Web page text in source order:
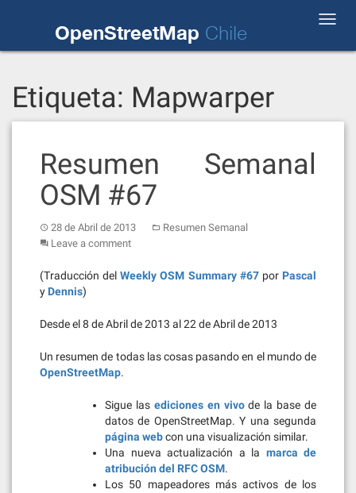
OpenStreetMap Chile
Etiqueta: Mapwarper
Resumen Semanal
OSM #67
28 de Abril de 2013
Resumen Semanal
Leave a comment
(Traducción delWeekly OSM Summary #67por Pascal
y Dennis)
Desde el 8 de Abril de 2013 al 22 de Abril de 2013
Un resumen de todas las cosas pasando en el mundo de
OpenStreetMap.
Sigue las ediciones en vivode la base de
datos de OpenStreetMap. Y una segunda
página webcon una visualización similar.
Una nueva actualización a la marca de
atribución del RFC OSM.
Los 50 mapeadores más activos de los